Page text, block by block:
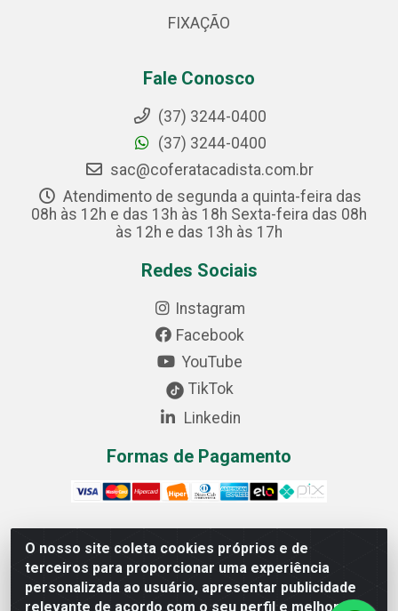
O nosso site coleta cookies próprios e de
terceiros para proporcionar uma experiência
personalizada ao usuário, apresentar publicidade
relevante de acordo com o seu perfil e melhorar a
FIXAÇÃO
Fale Conosco
(37) 3244-0400
(37) 3244-0400
sac@coferatacadista.com.br
Atendimento de segunda a quinta-feira das
08h às 12h e das 13h às 18h Sexta-feira das 08h
às 12h e das 13h às 17h
Redes Sociais
Instagram
Facebook
YouTube
TikTok
Linkedin
Formas de Pagamento
Cofer Importadora e Distribuidora LTDA - Avenida
Progresso, 1829, Letra D - Centro Industrial, Carmo do
Cajuru/MG - CEP: 35.557-000 - 03.064.064/0001-44